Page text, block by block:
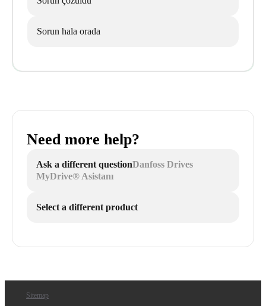
Sorun hala orada
Need more help?
Ask a different questionDanfoss Drives
MyDrive® Asistanı
Select a different product
Sitemap